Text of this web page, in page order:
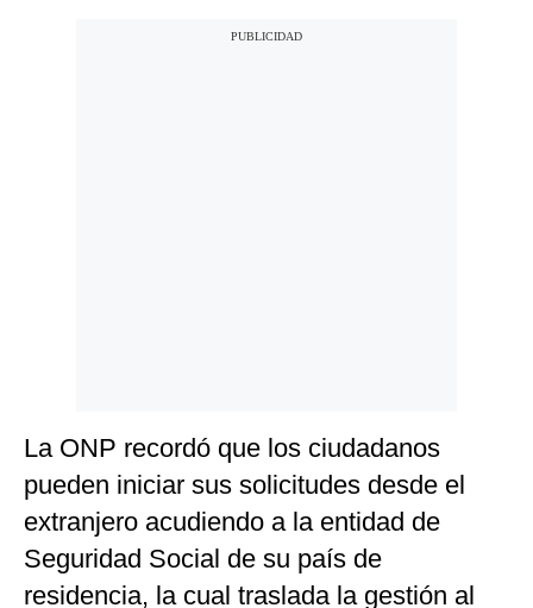
La ONP recordó que los ciudadanos
pueden iniciar sus solicitudes desde el
extranjero acudiendo a la entidad de
Seguridad Social de su país de
residencia, la cual traslada la gestión al